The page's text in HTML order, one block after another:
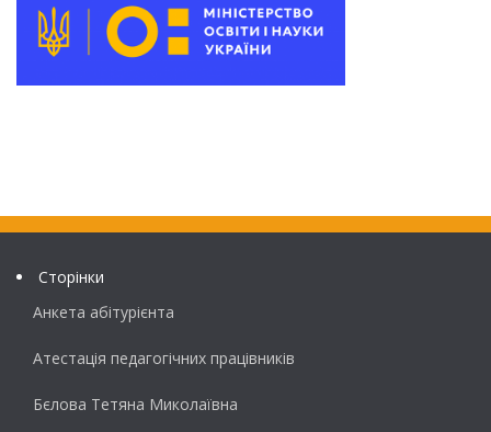
Сторінки
Анкета абітурієнта
Атестація педагогічних працівників
Бєлова Тетяна Миколаївна